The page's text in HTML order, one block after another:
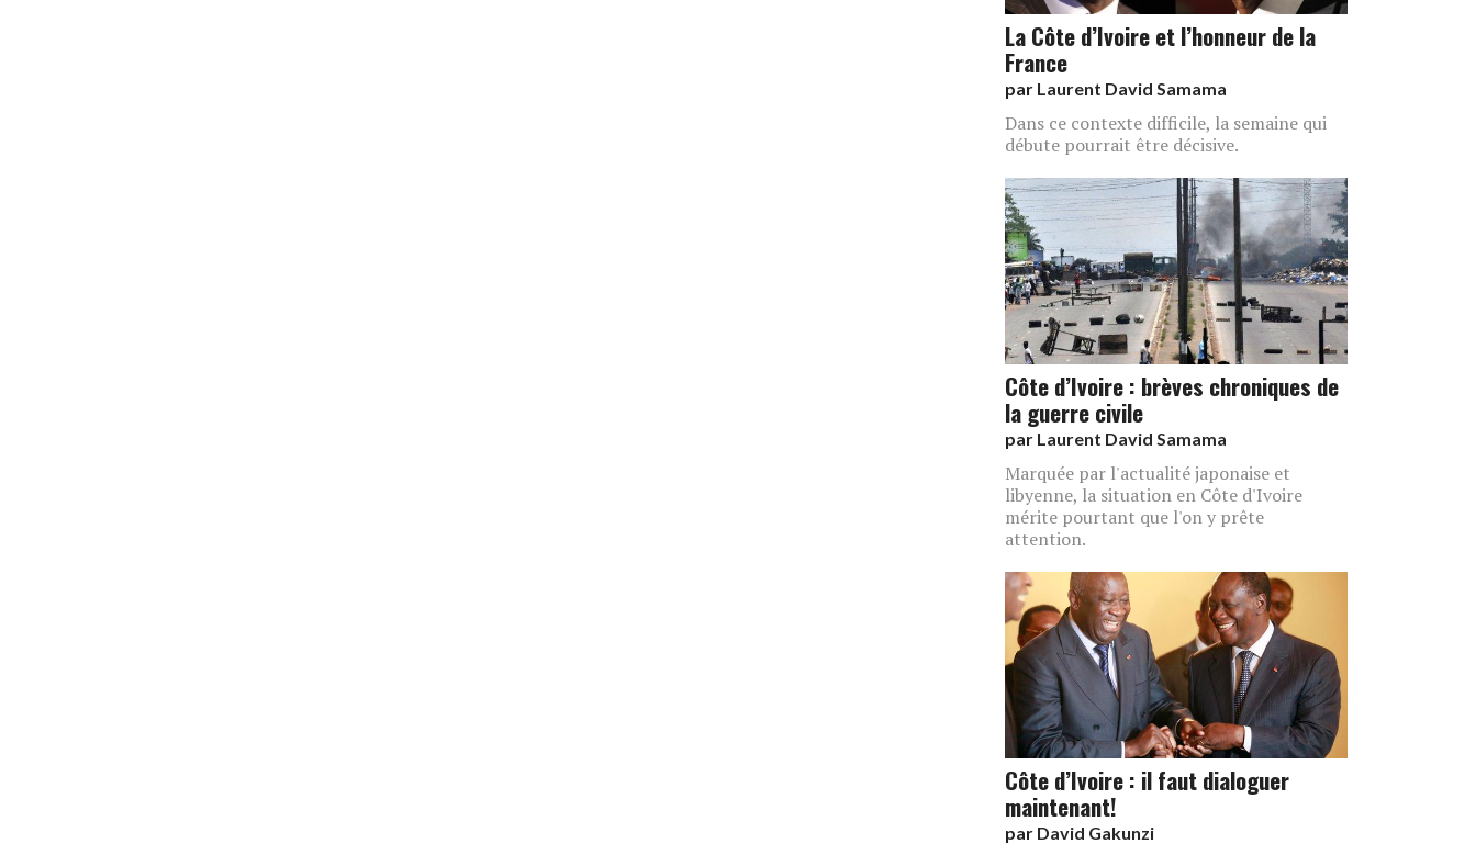
La Côte d’Ivoire et l’honneur de la
France
par Laurent David Samama
Dans ce contexte difficile, la semaine qui
débute pourrait être décisive.
Côte d’Ivoire : brèves chroniques de
la guerre civile
par Laurent David Samama
Marquée par l'actualité japonaise et
libyenne, la situation en Côte d'Ivoire
mérite pourtant que l'on y prête
attention.
Côte d’Ivoire : il faut dialoguer
maintenant!
par David Gakunzi